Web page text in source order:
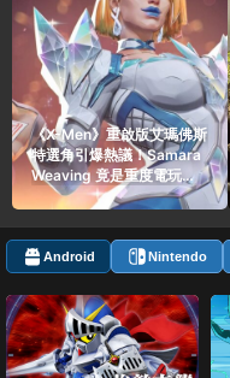
《X-Men》重啟版艾瑪佛斯
特選角引爆熱議！Samara
Weaving 竟是重度電玩玩
家
Android Nintendo